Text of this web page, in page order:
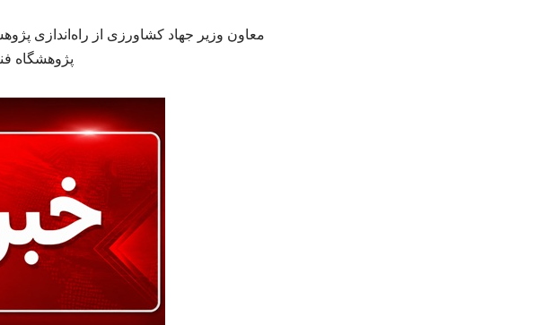
معاون وزیر جهاد کشاورزی از راه‌اندازی
پژوهشگاه